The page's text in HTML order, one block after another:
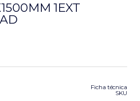
1EXT
Ficha técnica
SKU